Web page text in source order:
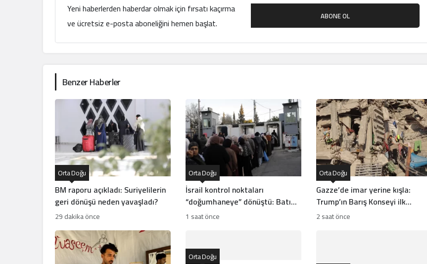
Yeni haberlerden haberdar olmak için fırsatı kaçırma
ve ücretsiz e-posta aboneliğini hemen başlat.
ABONE OL
Benzer Haberler
BM raporu açıkladı: Suriyelilerin
geri dönüşü neden yavaşladı?
Orta Doğu
29 dakika önce
İsrail kontrol noktaları
“doğumhaneye” dönüştü: Batı
Şeria’da insanlık dramı
Orta Doğu
1 saat önce
Gazze’de imar yerine kışla:
Trump’ın Barış Konseyi ilk
sözleşmeyi imzaladı
Orta Doğu
2 saat önce
Orta Doğu